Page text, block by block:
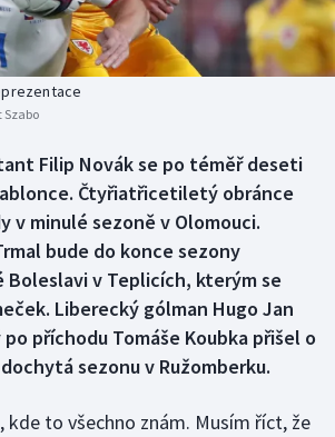
Szabo
Filip Novák se po téměř deseti
Čtyřiatřicetiletý obránce
v minulé sezoně v Olomouci.
bude do konce sezony
Boleslavi v Teplicích, kterým se
Liberecký gólman Hugo Jan
příchodu Tomáše Koubka přišel o
sezonu v Ružomberku.
to všechno znám. Musím říct, že